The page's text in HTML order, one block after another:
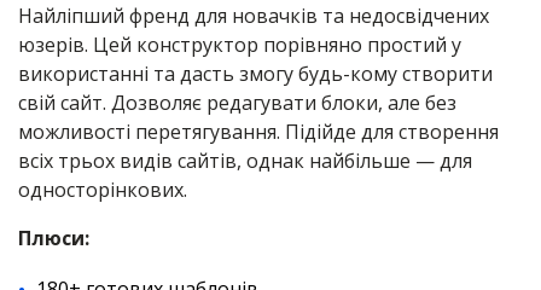
Найліпший френд для новачків та недосвідчених
юзерів. Цей конструктор порівняно простий у
використанні та дасть змогу будь-кому створити
свій сайт. Дозволяє редагувати блоки, але без
можливості перетягування. Підійде для створення
всіх трьох видів сайтів, однак найбільше — для
односторінкових.
Плюси: